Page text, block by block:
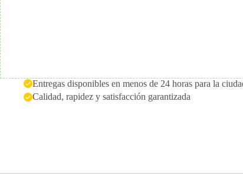
Entregas disponibles en menos de 24 horas para la
Calidad, rapidez y satisfacción garantizada